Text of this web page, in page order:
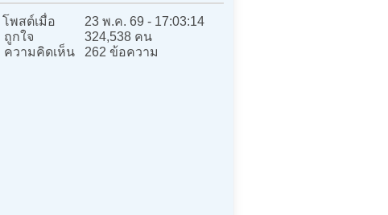
โพสต์เมื่อ
23 พ.ค. 69 - 17:03:14
ถูกใจ
324,538 คน
ความคิดเห็น
262 ข้อความ